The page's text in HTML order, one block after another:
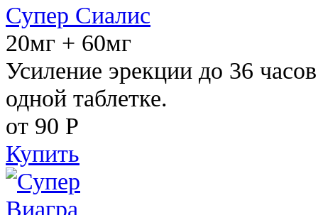
Супер Сиалис
20мг + 60мг
Усиление эрекции до 36
одной таблетке.
от 90 Р
Купить